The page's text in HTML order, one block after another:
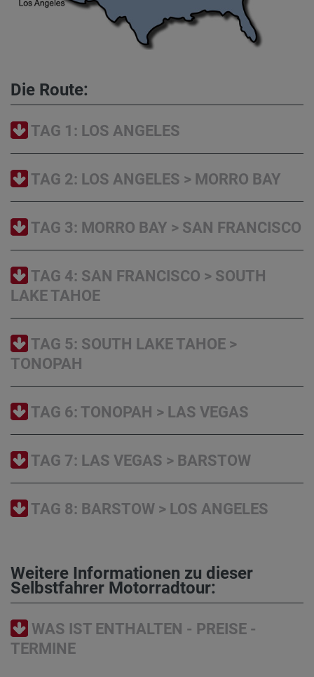
Die Route:
TAG 1: LOS ANGELES
TAG 2: LOS ANGELES > MORRO BAY
TAG 3: MORRO BAY > SAN FRANCISCO
TAG 4: SAN FRANCISCO > SOUTH
LAKE TAHOE
TAG 5: SOUTH LAKE TAHOE >
TONOPAH
TAG 6: TONOPAH > LAS VEGAS
TAG 7: LAS VEGAS > BARSTOW
TAG 8: BARSTOW > LOS ANGELES
Weitere Informationen zu dieser
Selbstfahrer Motorradtour:
WAS IST ENTHALTEN - PREISE -
TERMINE